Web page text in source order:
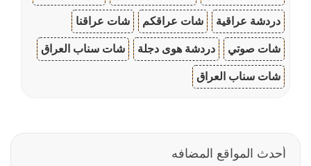
دردشة عراقية شات عراقكم شات عراقنا
شات صوتي دردشة هوى دجلة شات سناب العراق
شات سناب العراق
أحدث المواقع المضافه